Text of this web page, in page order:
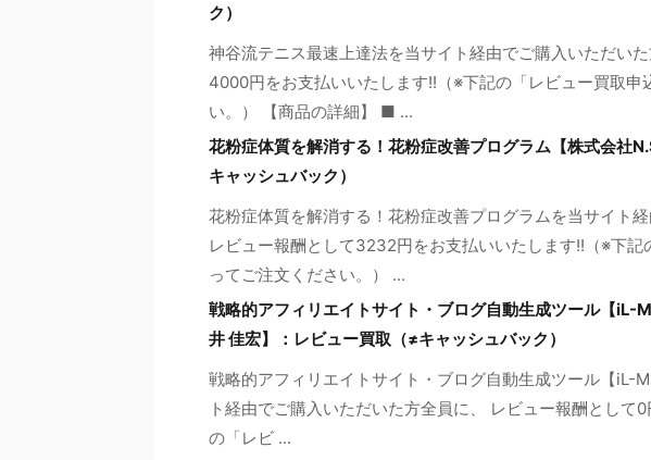
ク）
神谷流テニス最速上達法を当サイト経由でご購入いただい
4000円をお支払いいたします!!（※下記の「レビュー買取申
い。） 【商品の詳細】 ■ ...
花粉症体質を解消する！花粉症改善プログラム【株式会社
キャッシュバック）
花粉症体質を解消する！花粉症改善プログラムを当サイト
レビュー報酬として3232円をお支払いいたします!!（※下
ってご注文ください。） ...
戦略的アフィリエイトサイト・ブログ自動生成ツール【
井 佳宏】：レビュー買取（≠キャッシュバック）
戦略的アフィリエイトサイト・ブログ自動生成ツール【iL-
ト経由でご購入いただいた方全員に、 レビュー報酬として
の「レビ ...